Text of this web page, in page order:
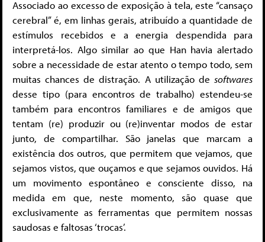
Associado ao excesso de exposição à tela, este “cansaço
cerebral” é, em linhas gerais, atribuído a quantidade de
estímulos recebidos e a energia despendida para
interpretá-los. Algo similar ao que Han havia alertado
sobre a necessidade de estar atento o tempo todo, sem
muitas chances de distração. A utilização de softwares
desse tipo (para encontros de trabalho) estendeu-se
também para encontros familiares e de amigos que
tentam (re) produzir ou (re)inventar modos de estar
junto, de compartilhar. São janelas que marcam a
existência dos outros, que permitem que vejamos, que
sejamos vistos, que ouçamos e que sejamos ouvidos. Há
um movimento espontâneo e consciente disso, na
medida em que, neste momento, são quase que
exclusivamente as ferramentas que permitem nossas
saudosas e faltosas ‘trocas’.